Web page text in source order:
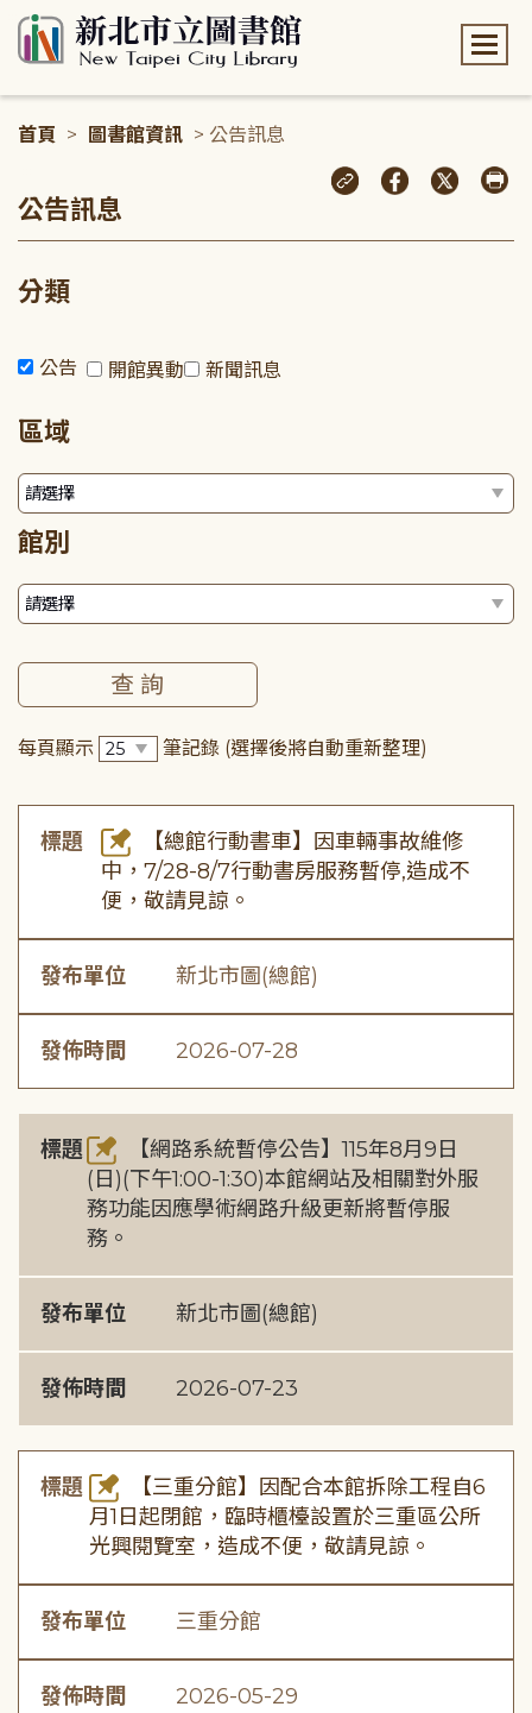
首頁 > 圖書館資訊 > 公告訊息
公告訊息
分類
公告 開館異動 新聞訊息
區域
館別
每頁顯示 筆記錄 (選擇後將自動重新整理)
標題
【總館行動書車】因車輛事故維修
中，7/28-8/7行動書房服務暫停,造成不
便，敬請見諒。
發布單位 新北市圖(總館)
發佈時間 2026-07-28
標題
【網路系統暫停公告】115年8月9日
(日)(下午1:00-1:30)本館網站及相關對外服
務功能因應學術網路升級更新將暫停服
務。
發布單位 新北市圖(總館)
發佈時間 2026-07-23
標題
【三重分館】因配合本館拆除工程自6
月1日起閉館，臨時櫃檯設置於三重區公所
光興閱覽室，造成不便，敬請見諒。
發布單位 三重分館
發佈時間 2026-05-29